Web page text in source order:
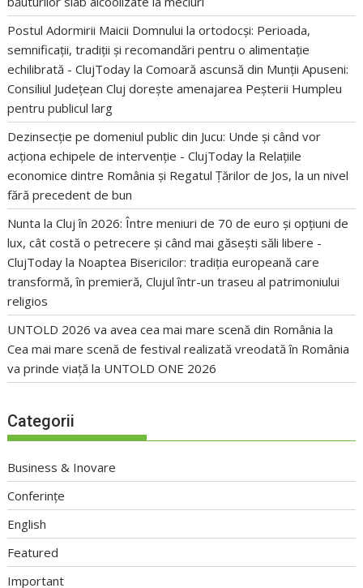
Postul Adormirii Maicii Domnului la ortodocși: Perioada,
semnificații, tradiții și recomandări pentru o alimentație
echilibrată - ClujToday laComoară ascunsă din Munții Apuseni:
Consiliul Județean Cluj dorește amenajarea Peșterii Humpleu
pentru publicul larg
Dezinsecție pe domeniul public din Jucu: Unde și când vor
acționa echipele de intervenție - ClujToday la Relațiile
economice dintre România și Regatul Țărilor de Jos, la un nivel
fără precedent de bun
Nunta la Cluj în 2026: Între meniuri de 70 de euro și opțiuni de
lux, cât costă o petrecere și când mai găsești săli libere -
ClujToday la Noaptea Bisericilor: tradiția europeană care
transformă, în premieră, Clujul într-un traseu al patrimoniului
religios
UNTOLD 2026 va avea cea mai mare scenă din România la
Cea mai mare scenă de festival realizată vreodată în România
va prinde viață la UNTOLD ONE 2026
Categorii
Business & Inovare
Conferințe
English
Featured
Important